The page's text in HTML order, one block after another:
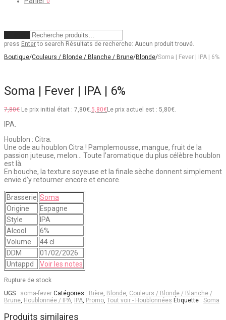
press Enterto search Résultats de recherche: Aucun produit trouvé.
Boutique/Couleurs / Blonde / Blanche / Brune/Blonde/Soma | Fever | IPA | 6%
Soma | Fever | IPA | 6%
7,80€ Le prix initial était : 7,80€.5,80€Le prix actuel est : 5,80€.
IPA.
Houblon : Citra.
Une ode au houblon Citra ! Pamplemousse, mangue, fruit de la
passion juteuse, melon… Toute l’aromatique du plus célèbre houblon
est là.
En bouche, la texture soyeuse et la finale sèche donnent simplement
envie d’y retourner encore et encore.
Brasserie Soma
Origine
Espagne
Style
IPA
Alcool
6%
Volume
44 cl
DDM
01/02/2026
Untappd
Voir les notes
Rupture de stock
UGS : soma-fever Catégories : Bière, Blonde, Couleurs / Blonde / Blanche /
Brune, Houblonnée / IPA, IPA, Promo, Tout voir - Houblonnées Étiquette : Soma
Produits similaires